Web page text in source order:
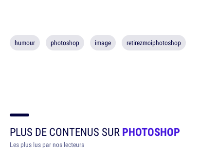
humour photoshop image retirezmoiphotoshop
PLUS DE CONTENUS SURPHOTOSHOP
Les plus lus par nos lecteurs